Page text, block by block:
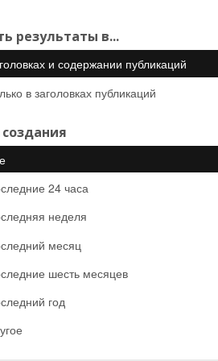
результаты в...
и содержании публикаций
в заголовках публикаций
24 часа
неделя
месяц
шесть месяцев
год